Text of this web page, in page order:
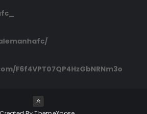
F6f4VPT07QP4HzGbNRNm3o